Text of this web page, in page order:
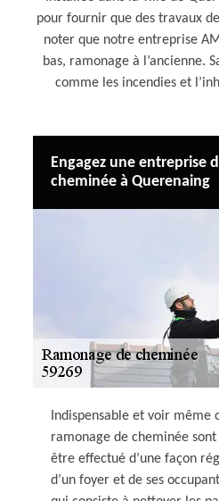
pour fournir que des travaux
noter que notre entreprise
bas, ramonage à l’ancienne.
comme les incendies et
Engagez une entreprise
cheminée à Querenaing
Indispensable et voir
ramonage de cheminée
être effectué d’une façon
d’un foyer et de ses